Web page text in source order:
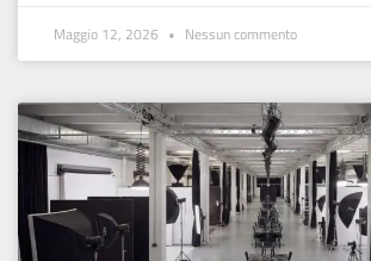
Maggio 12, 2026 Nessun commento